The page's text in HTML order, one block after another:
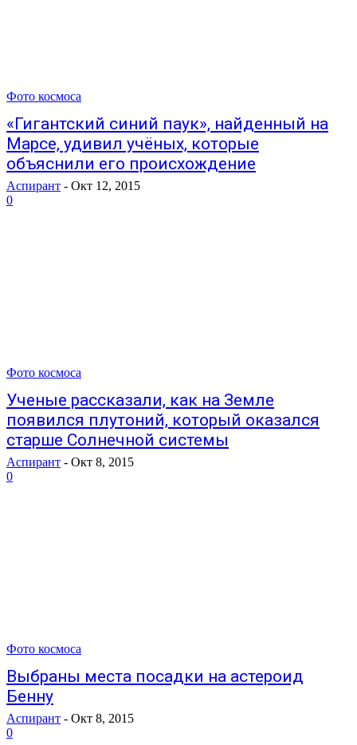
Фото космоса
«Гигантский синий паук», найденный на
Марсе, удивил учёных, которые
объяснили его происхождение
Аспирант - Окт 12, 2015
0
Фото космоса
Ученые рассказали, как на Земле
появился плутоний, который оказался
старше Солнечной системы
Аспирант - Окт 8, 2015
0
Фото космоса
Выбраны места посадки на астероид
Бенну
Аспирант - Окт 8, 2015
0